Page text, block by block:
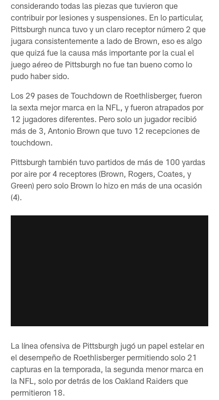
considerando todas las piezas que tuvieron que
contribuir por lesiones y suspensiones. En lo particular,
Pittsburgh nunca tuvo y un claro receptor número 2 que
jugara consistentemente a lado de Brown, eso es algo
que quizá fue la causa más importante por la cual el
juego aéreo de Pittsburgh no fue tan bueno como lo
pudo haber sido.
Los 29 pases de Touchdown de Roethlisberger, fueron
la sexta mejor marca en la NFL, y fueron atrapados por
12 jugadores diferentes. Pero solo un jugador recibió
más de 3, Antonio Brown que tuvo 12 recepciones de
touchdown.
Pittsburgh también tuvo partidos de más de 100 yardas
por aire por 4 receptores (Brown, Rogers, Coates, y
Green) pero solo Brown lo hizo en más de una ocasión
(4).
La línea ofensiva de Pittsburgh jugó un papel estelar en
el desempeño de Roethlisberger permitiendo solo 21
capturas en la temporada, la segunda menor marca en
la NFL, solo por detrás de los Oakland Raiders que
permitieron 18.